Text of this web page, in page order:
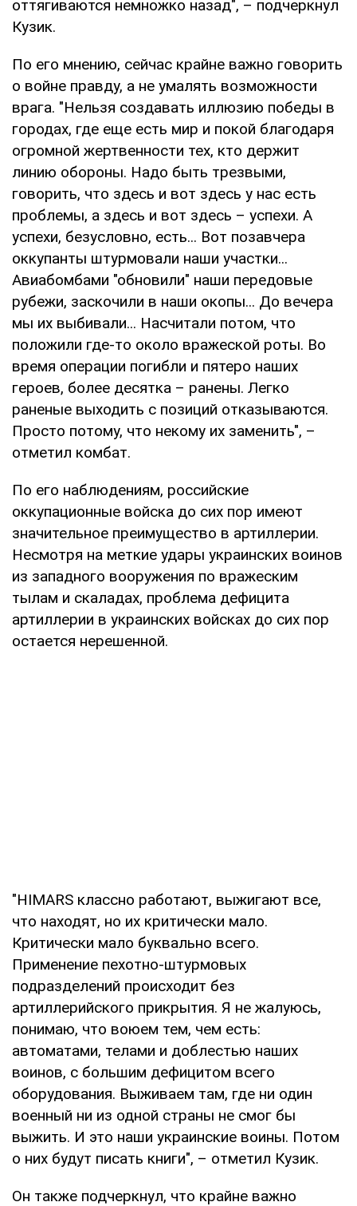
оттягиваются немножко назад", – подчеркнул
Кузик.
По его мнению, сейчас крайне важно говорить
о войне правду, а не умалять возможности
врага. "Нельзя создавать иллюзию победы в
городах, где еще есть мир и покой благодаря
огромной жертвенности тех, кто держит
линию обороны. Надо быть трезвыми,
говорить, что здесь и вот здесь у нас есть
проблемы, а здесь и вот здесь – успехи. А
успехи, безусловно, есть... Вот позавчера
оккупанты штурмовали наши участки...
Авиабомбами "обновили" наши передовые
рубежи, заскочили в наши окопы... До вечера
мы их выбивали... Насчитали потом, что
положили где-то около вражеской роты. Во
время операции погибли и пятеро наших
героев, более десятка – ранены. Легко
раненые выходить с позиций отказываются.
Просто потому, что некому их заменить", –
отметил комбат.
По его наблюдениям, российские
оккупационные войска до сих пор имеют
значительное преимущество в артиллерии.
Несмотря на меткие удары украинских воинов
из западного вооружения по вражеским
тылам и скаладах, проблема дефицита
артиллерии в украинских войсках до сих пор
остается нерешенной.
"HIMARS классно работают, выжигают все,
что находят, но их критически мало.
Критически мало буквально всего.
Применение пехотно-штурмовых
подразделений происходит без
артиллерийского прикрытия. Я не жалуюсь,
понимаю, что воюем тем, чем есть:
автоматами, телами и доблестью наших
воинов, с большим дефицитом всего
оборудования. Выживаем там, где ни один
военный ни из одной страны не смог бы
выжить. И это наши украинские воины. Потом
о них будут писать книги", – отметил Кузик.
Он также подчеркнул, что крайне важно